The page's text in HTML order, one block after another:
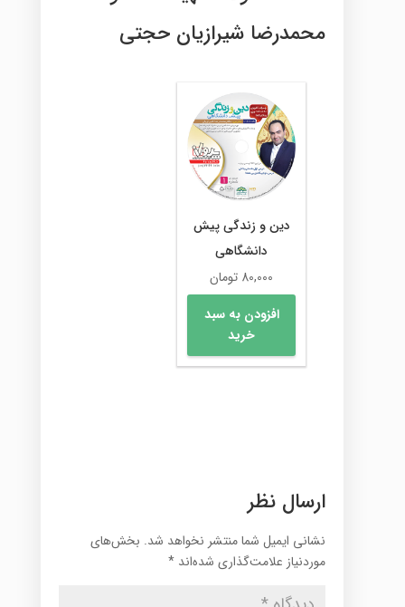
محمدرضا شیرازیان حجتی
دین و زندگی پیش
دانشگاهی
80,000 تومان
افزودن به سبد
خرید
ارسال نظر
نشانی ایمیل شما منتشر نخواهد شد. بخش‌های
موردنیاز علامت‌گذاری شده‌اند *